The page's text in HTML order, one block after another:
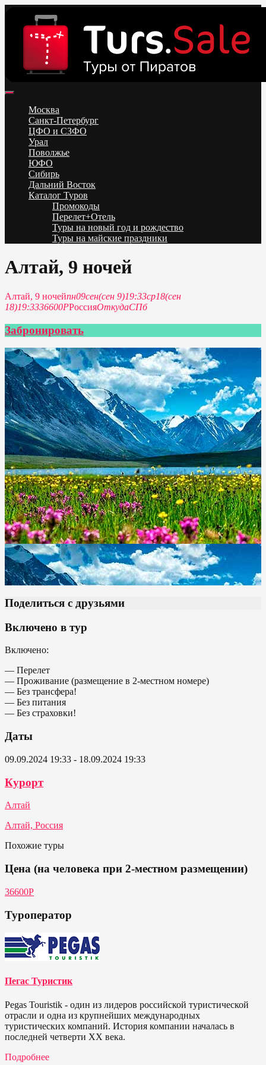
content
Низкие цены на путевки 3-7-10 ночей все включено, отдых на
море. Распродажа экскурсионных и горнолыжных туров.
Обновление каждый день. Официальный сайт Тур Сейл
Москва
Санкт-Петербург
ЦФО и СЗФО
Урал
Поволжье
ЮФО
Сибирь
Дальний Восток
Каталог Туров
Промокоды
Перелет+Отель
Туры на новый год и рождество
Туры на майские праздники
Алтай, 9 ночей
Алтай, 9 ночейпн09сен(сен 9)19:33ср18(сен
18)19:3336600РРоссияОткудаСПб
Забронировать
Поделиться с друзьями
Включено в тур
Включено:
— Перелет
— Проживание (размещение в 2-местном номере)
— Без трансфера!
— Без питания
— Без страховки!
Даты
09.09.2024 19:33 - 18.09.2024 19:33
Курорт
Алтай
Алтай, Россия
Похожие туры
Цена (на человека при 2-местном размещении)
36600Р
Туроператор
Пегас Туристик
Pegas Touristik - один из лидеров российской туристической
отрасли и одна из крупнейших международных
туристических компаний. История компании началась в
последней четверти ХХ века.
Подробнее